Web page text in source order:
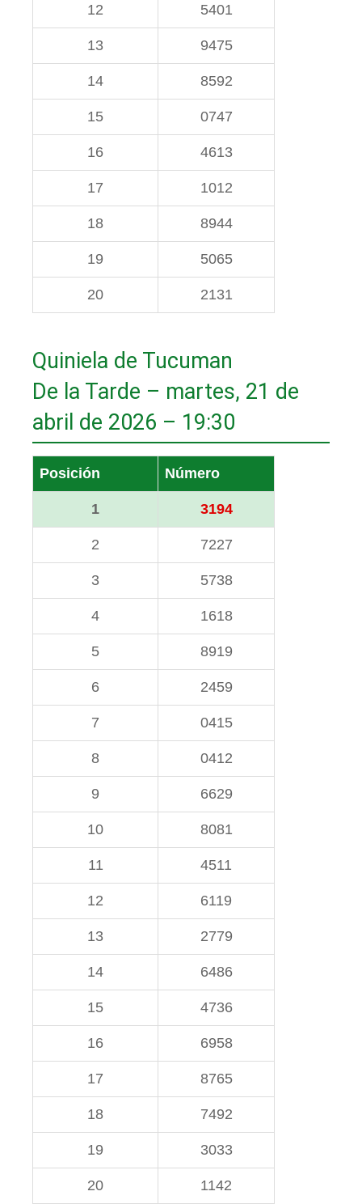
12 5401
13 9475
14 8592
15 0747
16 4613
17 1012
18 8944
19 5065
20 2131
Quiniela de Tucuman
De la Tarde – martes, 21 de
abril de 2026 – 19:30
Posición Número
1 3194
2 7227
3 5738
4 1618
5 8919
6 2459
7 0415
8 0412
9 6629
10 8081
11 4511
12 6119
13 2779
14 6486
15 4736
16 6958
17 8765
18 7492
19 3033
20 1142